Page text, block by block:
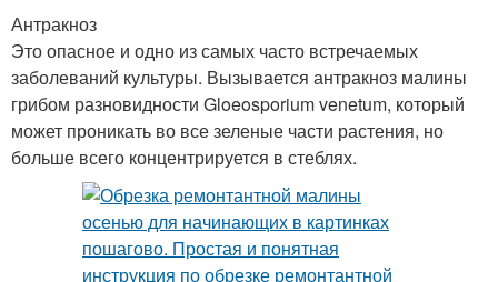
Антракноз
Это опасное и одно из самых часто встречаемых
заболеваний культуры. Вызывается антракноз малины
грибом разновидности Gloeosporium venetum, который
может проникать во все зеленые части растения, но
больше всего концентрируется в стеблях.